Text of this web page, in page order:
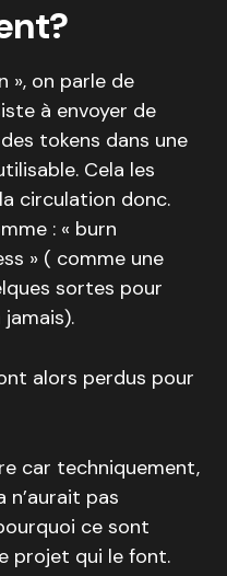
», on parle de
à envoyer de
des tokens dans une
Cela les
circulation donc.
: « burn
» ( comme une
sortes pour
jamais).
alors perdus pour
car techniquement,
n’aurait pas
ce sont
projet qui le font.